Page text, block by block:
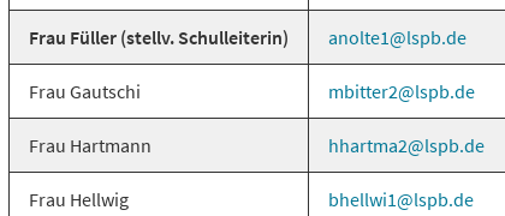
Frau Füller (stellv. Schulleiterin) anolte1 lspb de
Frau Gautschi mbitter2 lspb de
Frau Hartmann hhartma2 lspb de
Frau Hellwig bhellwi1 lspb de